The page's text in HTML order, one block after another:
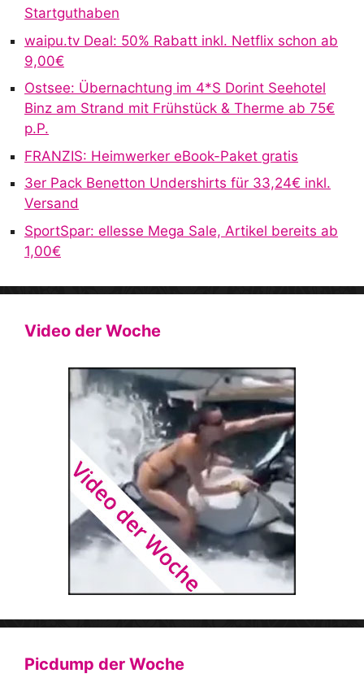
Startguthaben
waipu.tv Deal: 50% Rabatt inkl. Netflix schon ab
9,00€
Ostsee: Übernachtung im 4*S Dorint Seehotel
Binz am Strand mit Frühstück & Therme ab 75€
p.P.
FRANZIS: Heimwerker eBook-Paket gratis
3er Pack Benetton Undershirts für 33,24€ inkl.
Versand
SportSpar: ellesse Mega Sale, Artikel bereits ab
1,00€
Video der Woche
Picdump der Woche